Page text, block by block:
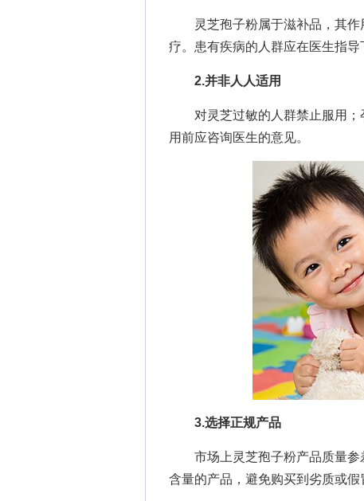
灵芝孢子粉属于滋补品，其作
疗。患有疾病的人群应在医生指导
2.并非人人适用
对灵芝过敏的人群禁止服用；
用前应咨询医生的意见。
3.选择正规产品
市场上灵芝孢子粉产品质量参
含量的产品，避免购买到劣质或假